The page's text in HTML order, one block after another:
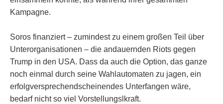
Kampagne.
Soros finanziert – zumindest zu einem großen Teil über
Unterorganisationen – die andauernden Riots gegen
Trump in den USA. Dass da auch die Option, das ganze
noch einmal durch seine Wahlautomaten zu jagen, ein
erfolgversprechendscheinendes Unterfangen wäre,
bedarf nicht so viel Vorstellungslkraft.